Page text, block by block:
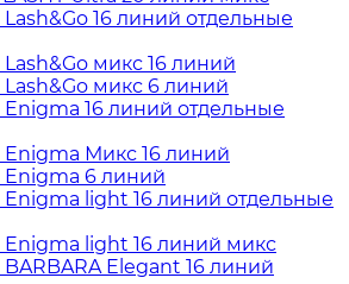
16 линий отдельные
микс 16 линий
микс 6 линий
16 линий отдельные
Микс 16 линий
6 линий
light 16 линий отдельные
light 16 линий микс
Elegant 16 линий